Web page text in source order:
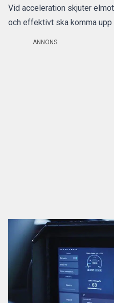
Vid acceleration skjuter
och effektivt ska komma upp
ANNONS